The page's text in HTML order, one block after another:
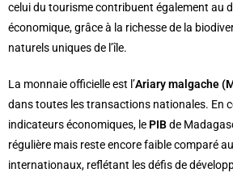
celui du tourisme contribuent également au
économique, grâce à la richesse de la
naturels uniques de l’île.
La monnaie officielle est l’Ariary malgache
dans toutes les transactions nationales. En
indicateurs économiques, le PIBde
régulière mais reste encore faible comparé
internationaux, reflétant les défis de